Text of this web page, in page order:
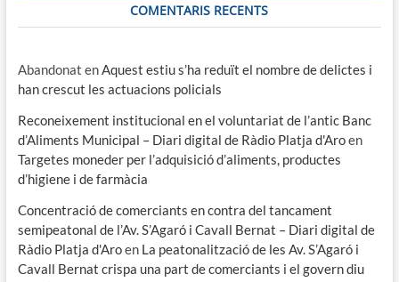
COMENTARIS RECENTS
Abandonat enAquest estiu s’ha reduït el nombre de delictes i
han crescut les actuacions policials
Reconeixement institucional en el voluntariat de l’antic Banc
d’Aliments Municipal – Diari digital de Ràdio Platja d'Aroen
Targetes moneder per l’adquisició d’aliments, productes
d’higiene i de farmàcia
Concentració de comerciants en contra del tancament
semipeatonal de l’Av. S’Agaró i Cavall Bernat – Diari digital de
Ràdio Platja d'Aroen La peatonalització de les Av. S’Agaró i
Cavall Bernat crispa una part de comerciants i el govern diu